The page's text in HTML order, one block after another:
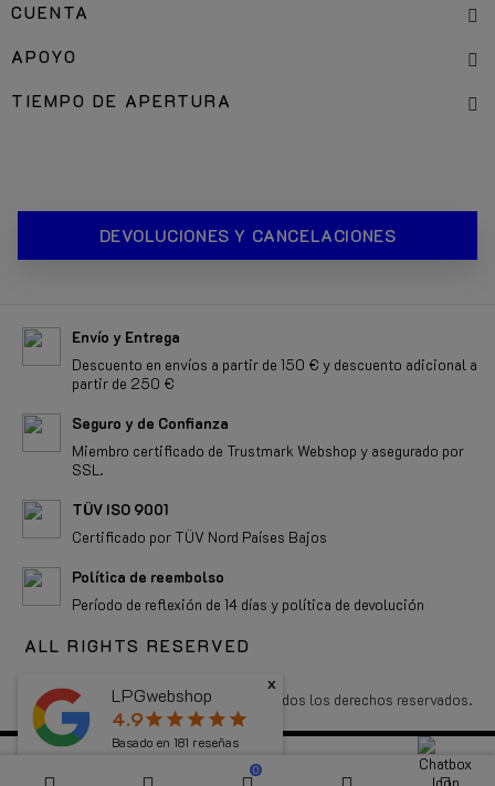
0
CUENTA
APOYO
TIEMPO DE APERTURA
DEVOLUCIONES Y CANCELACIONES
Envío y Entrega
Descuento en envíos a partir de 150 € y descuento adicional a
partir de 250 €
Seguro y de Confianza
Miembro certificado de Trustmark Webshop y asegurado por
SSL.
TÜV ISO 9001
Certificado por TÜV Nord Países Bajos
Política de reembolso
Período de reflexión de 14 días y política de devolución
ALL RIGHTS RESERVED
Copyright 2026 LPGwebshop.com - Todos los derechos reservados.
LPGwebshop
4.9star star star star star
Basado en 181 reseñas
x